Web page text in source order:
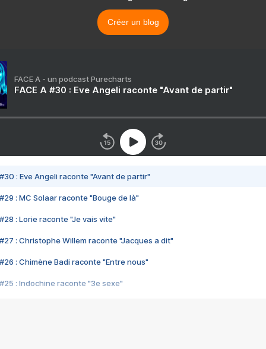
Créer un blog
FACE A - un podcast Purecharts
FACE A #30 : Eve Angeli raconte "Avant de partir"
#30 : Eve Angeli raconte "Avant de partir"
#29 : MC Solaar raconte "Bouge de là"
#28 : Lorie raconte "Je vais vite"
#27 : Christophe Willem raconte "Jacques a dit"
#26 : Chimène Badi raconte "Entre nous"
#25 : Indochine raconte "3e sexe"